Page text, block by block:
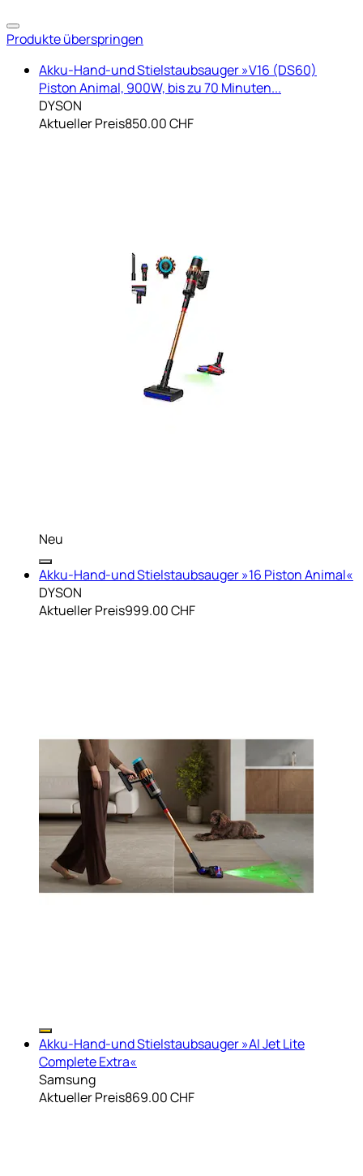
Produkte überspringen
Akku-Hand-und Stielstaubsauger »V16 (DS60)
Piston Animal, 900W, bis zu 70 Minuten...
DYSON
Aktueller Preis850.00 CHF
Neu
Akku-Hand-und Stielstaubsauger »16 Piston Animal«
DYSON
Aktueller Preis999.00 CHF
Akku-Hand-und Stielstaubsauger »AI Jet Lite
Complete Extra«
Samsung
Aktueller Preis869.00 CHF